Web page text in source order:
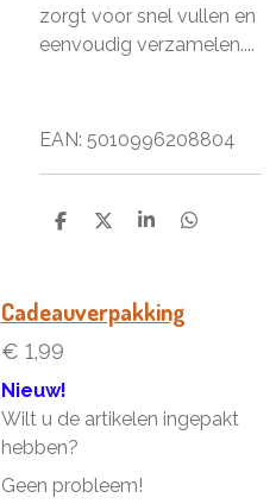
zorgt voor snel vullen en
eenvoudig verzamelen....
EAN: 5010996208804
D
D
S
e
D
Cadeauverpakking
€ 1,99
Nieuw!
Wilt u de artikelen ingepakt
hebben?
Geen probleem!